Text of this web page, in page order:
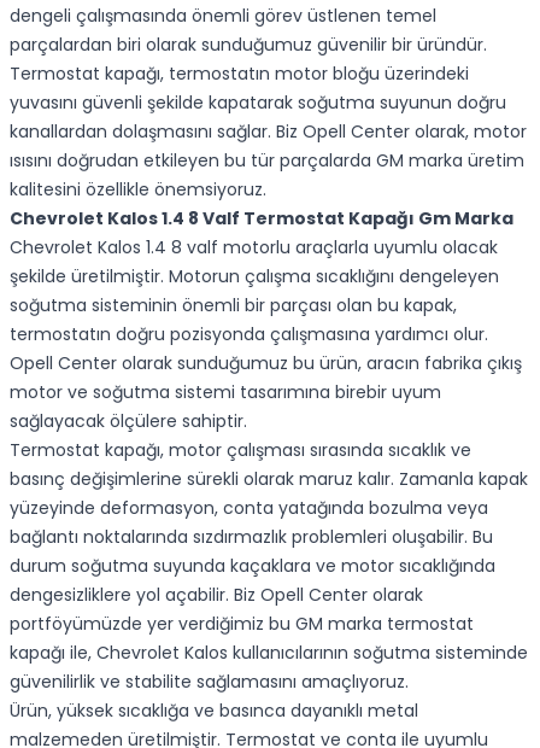
dengeli çalışmasında önemli görev üstlenen temel
parçalardan biri olarak sunduğumuz güvenilir bir üründür.
Termostat kapağı, termostatın motor bloğu üzerindeki
yuvasını güvenli şekilde kapatarak soğutma suyunun doğru
kanallardan dolaşmasını sağlar. Biz Opell Center olarak, motor
ısısını doğrudan etkileyen bu tür parçalarda GM marka üretim
kalitesini özellikle önemsiyoruz.
Chevrolet Kalos 1.4 8 Valf Termostat Kapağı Gm Marka
Chevrolet Kalos 1.4 8 valf motorlu araçlarla uyumlu olacak
şekilde üretilmiştir. Motorun çalışma sıcaklığını dengeleyen
soğutma sisteminin önemli bir parçası olan bu kapak,
termostatın doğru pozisyonda çalışmasına yardımcı olur.
Opell Center olarak sunduğumuz bu ürün, aracın fabrika çıkış
motor ve soğutma sistemi tasarımına birebir uyum
sağlayacak ölçülere sahiptir.
Termostat kapağı, motor çalışması sırasında sıcaklık ve
basınç değişimlerine sürekli olarak maruz kalır. Zamanla kapak
yüzeyinde deformasyon, conta yatağında bozulma veya
bağlantı noktalarında sızdırmazlık problemleri oluşabilir. Bu
durum soğutma suyunda kaçaklara ve motor sıcaklığında
dengesizliklere yol açabilir. Biz Opell Center olarak
portföyümüzde yer verdiğimiz bu GM marka termostat
kapağı ile, Chevrolet Kalos kullanıcılarının soğutma sisteminde
güvenilirlik ve stabilite sağlamasını amaçlıyoruz.
Ürün, yüksek sıcaklığa ve basınca dayanıklı metal
malzemeden üretilmiştir. Termostat ve conta ile uyumlu